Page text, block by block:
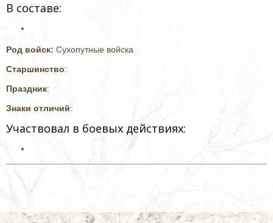
В составе:
Род войск: Сухопутные войска
Старшинство:
Праздник:
Знаки отличий:
Участвовал в боевых действиях: